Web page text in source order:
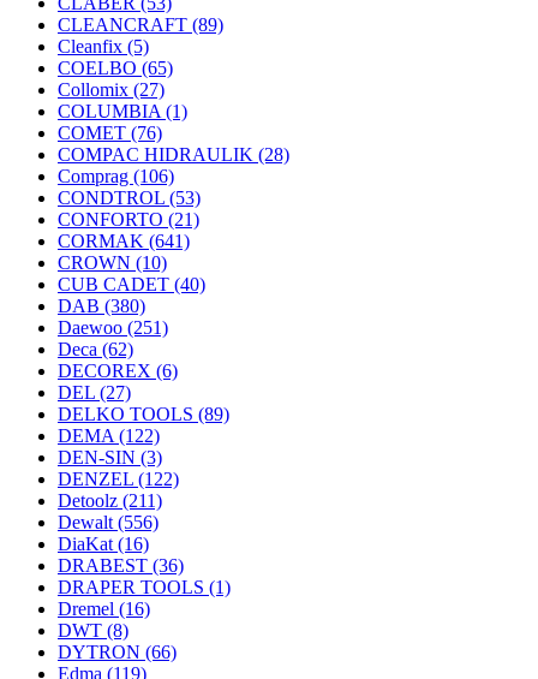
CLEANCRAFT (89)
Cleanfix (5)
COELBO (65)
Collomix (27)
COLUMBIA (1)
COMET (76)
COMPAC HIDRAULIK (28)
Comprag (106)
CONDTROL (53)
CONFORTO (21)
CORMAK (641)
CROWN (10)
CUB CADET (40)
DAB (380)
Daewoo (251)
Deca (62)
DECOREX (6)
DEL (27)
DELKO TOOLS (89)
DEMA (122)
DEN-SIN (3)
DENZEL (122)
Detoolz (211)
Dewalt (556)
DiaKat (16)
DRABEST (36)
DRAPER TOOLS (1)
Dremel (16)
DWT (8)
DYTRON (66)
Edma (119)